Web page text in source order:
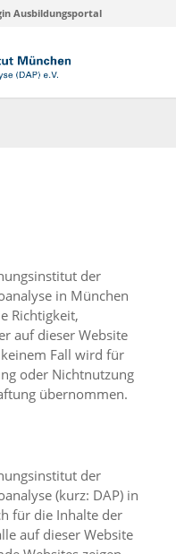
Ausbildungsportal
der
in München
Richtigkeit,
auf dieser Website
Fall wird für
oder Nichtnutzung
übernommen.
der
(kurz: DAP) in
für die Inhalte der
auf dieser Website